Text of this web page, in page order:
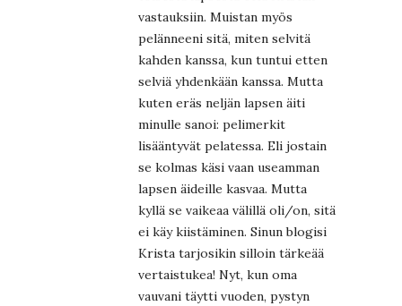
vastauksiin. Muistan myös
pelänneeni sitä, miten selvitä
kahden kanssa, kun tuntui etten
selviä yhdenkään kanssa. Mutta
kuten eräs neljän lapsen äiti
minulle sanoi: pelimerkit
lisääntyvät pelatessa. Eli jostain
se kolmas käsi vaan useamman
lapsen äideille kasvaa. Mutta
kyllä se vaikeaa välillä oli/on, sitä
ei käy kiistäminen. Sinun blogisi
Krista tarjosikin silloin tärkeää
vertaistukea! Nyt, kun oma
vauvani täytti vuoden, pystyn